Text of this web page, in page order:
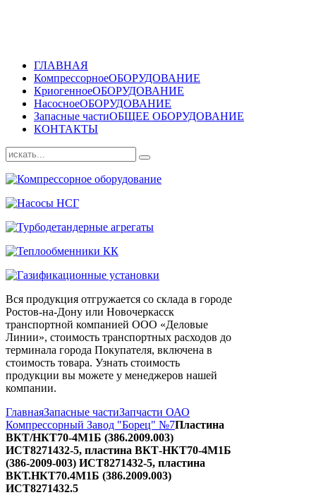
ГЛАВНАЯ
КомпрессорноеОБОРУДОВАНИЕ
КриогенноеОБОРУДОВАНИЕ
НасосноеОБОРУДОВАНИЕ
Запасные частиОБЩЕЕ ОБОРУДОВАНИЕ
КОНТАКТЫ
Вся продукция отгружается со склада в городе
Ростов-на-Дону или Новочеркасск
транспортной компанией ООО «Деловые
Линии», стоимость транспортных расходов до
терминала города Покупателя, включена в
стоимость товара. Узнать стоимость
продукции вы можете у менеджеров нашей
компании.
ГлавнаяЗапасные частиЗапчасти ОАО
Компрессорный Завод "Борец" №7Пластина
ВКТ/НКТ70-4М1Б (386.2009.003)
ИСТ8271432-5, пластина ВКТ-НКТ70-4М1Б
(386-2009-003) ИСТ8271432-5, пластина
ВКТ.НКТ70.4М1Б (386.2009.003)
ИСТ8271432.5